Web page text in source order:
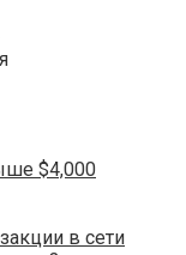
$4,000
в сети